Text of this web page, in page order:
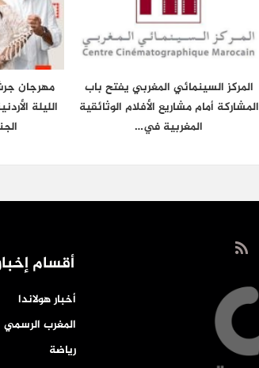
المركز السينمائي المغربي يفتح باب
المشاركة أمام مشاريع الأفلام الوثائقية
المغربية في…
مهرجان
الليلة
أقسام
أخبار هولاندا
المغرب الرسمي
رياضة